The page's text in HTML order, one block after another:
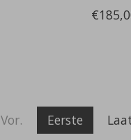
Vor. Eerste